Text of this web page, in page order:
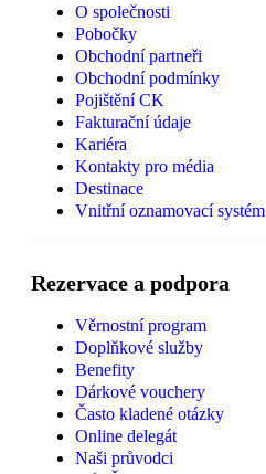
O společnosti
Pobočky
Obchodní partneři
Obchodní podmínky
Pojištění CK
Fakturační údaje
Kariéra
Kontakty pro média
Destinace
Vnitřní oznamovací systém
Rezervace a podpora
Věrnostní program
Doplňkové služby
Benefity
Dárkové vouchery
Často kladené otázky
Online delegát
Naši průvodci